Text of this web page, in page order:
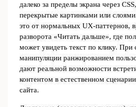
далеко за пределы экрана через
перекрытые картинками или
это от нормальных UX-паттернов,
разворота «Читать дальше», где
может увидеть текст по клику. При
манипуляции ранжированием
дают реальной возможности
контентом в естественном
сайта.